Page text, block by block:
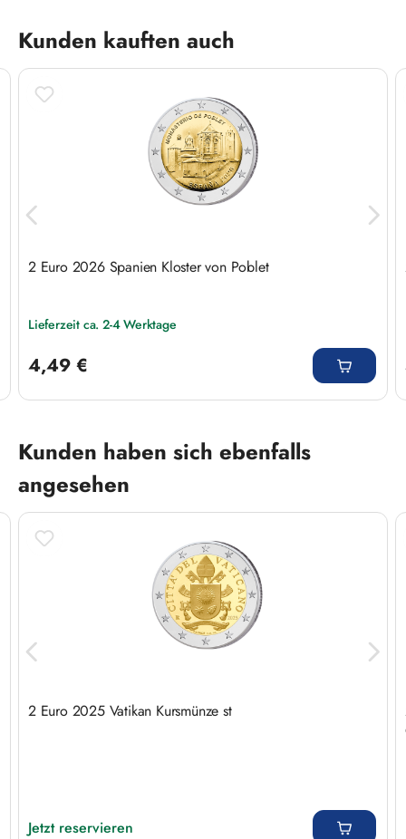
Produktgalerie überspringen
Kunden kauften auch
2 Euro 2026 Spanien Kloster von Poblet
Lieferzeit ca. 2-4 Werktage
4,49 €
Produktgalerie überspringen
Kunden haben sich ebenfalls
angesehen
2 Euro 2025 Vatikan Kursmünze st
Jetzt reservieren